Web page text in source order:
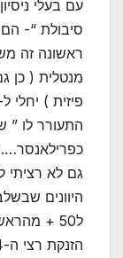
עם בעלי
סיבולת “-
ראשונה זה
מנטלית ( כן
התעורר לו ”
גם לא רציתי
היוונים